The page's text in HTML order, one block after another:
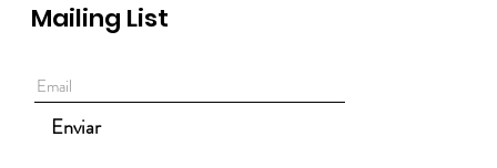
Enviar
Mailing List